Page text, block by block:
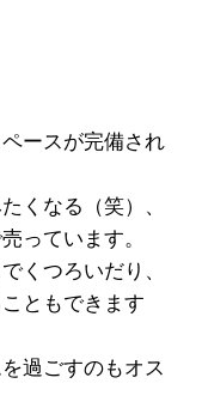
ースが完備され
くなる（笑）、
っています。
くつろいだり、
ともできます
過ごすのもオス